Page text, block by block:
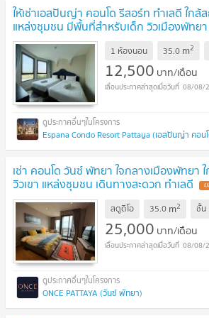
ให้เช่าเอสปันญ่า คอนโด รีสอร์ท ทำเลดี ใก
แหล่งชุมชน มีพื้นที่สำหรับเด็ก วิวเมืองพัทยา
1 ห้องนอน 35.0 m2
12,500 บาท/เดือน
08/08/
Espana Condo Resort Pattaya (เอสปันญ่า คอ
เช่า คอนโด วันซ์ พัทยา ใจกลางเมืองพัทยา
วิวเขา แหล่งชุมชน เดินทางสะดวก ทำเลดี
สตูดิโอ 35.0 m2 ชั้น
25,000 บาท/เดือน
08/08/
ONCE PATTAYA (วันซ์ พัทยา)